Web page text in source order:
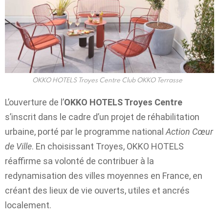
OKKO HOTELS Troyes Centre Club OKKO Terrasse
L’ouverture de l’OKKO HOTELS Troyes Centre
s’inscrit dans le cadre d’un projet de réhabilitation
urbaine, porté par le programme national Action Cœur
de Ville. En choisissant Troyes, OKKO HOTELS
réaffirme sa volonté de contribuer à la
redynamisation des villes moyennes en France, en
créant des lieux de vie ouverts, utiles et ancrés
localement.